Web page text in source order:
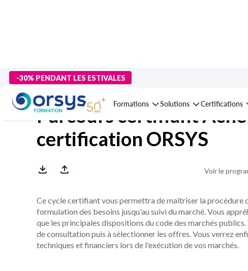
-30% PENDANT LES ESTIVALES
Formations Solutions Certifications
> Formations>Compétences métiers
Parcours certifiant
certification ORSYS
Voir le
Ce cycle certifiant vous permettra de maîtriser la procédure
formulation des besoins jusqu'au suivi du marché. Vous
que les principales dispositions du code des marchés
de consultation puis à sélectionner les offres. Vous verrez
techniques et financiers lors de l'exécution de vos marchés.